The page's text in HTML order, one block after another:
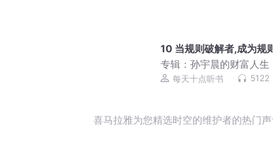
10 当规则破解者,成为规
专辑： 孙宇晨的财富人
酷也温柔
每天十点听书 5122
喜马拉雅为您精选时空的维护者的热门